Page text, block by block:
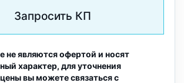
Запросить КП
не являются офертой и носят
характер, для уточнения
вы можете связаться с